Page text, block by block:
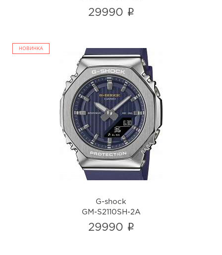
29990 i
НОВИНКА
G-shock
GM-S2110SH-2A
i
G-shock
GM-S2110SH-2A
29990 i